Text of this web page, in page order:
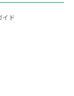
イド